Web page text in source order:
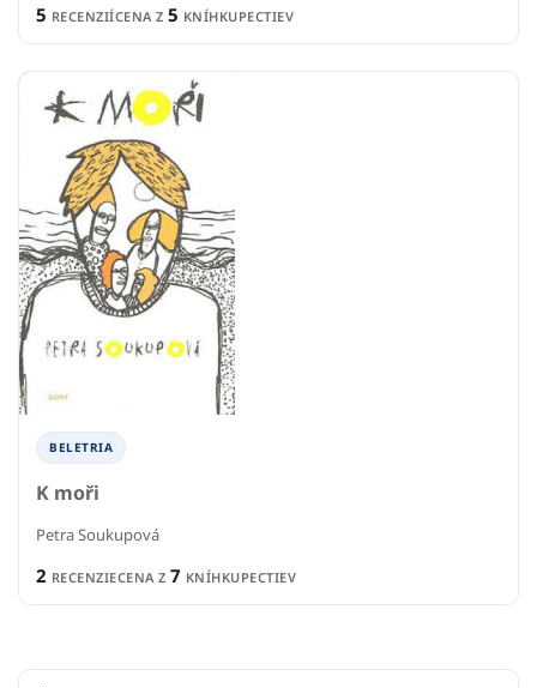
5 RECENZIÍCENA Z 5 KNÍHKUPECTIEV
BELETRIA
K moři
Petra Soukupová
2 RECENZIECENA Z 7 KNÍHKUPECTIEV